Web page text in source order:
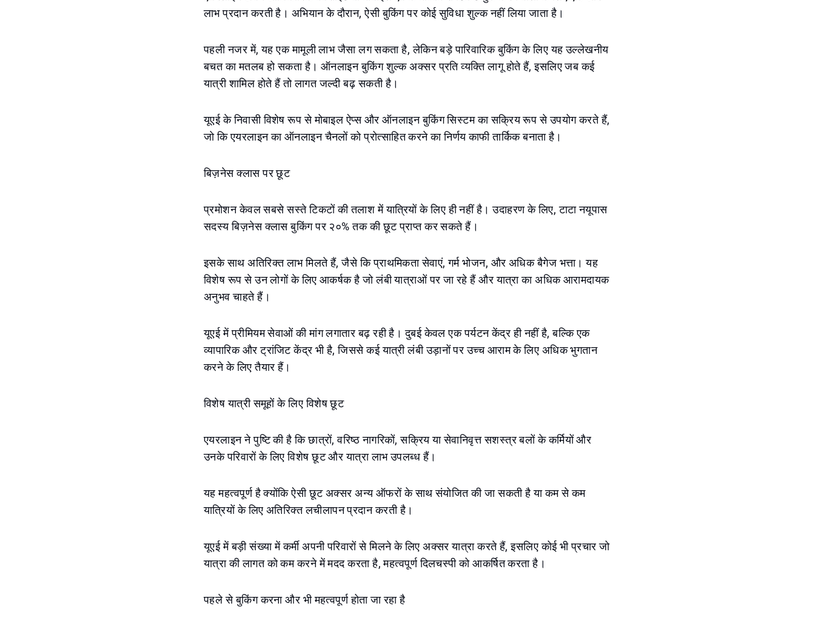
लाभ प्रदान करती है। अभियान के दौरान, ऐसी बुकिंग पर कोई सुविधा शुल्क नहीं लिया जाता है।
पहली नजर में, यह एक मामूली लाभ जैसा लग सकता है, लेकिन बड़े पारिवारिक बुकिंग के लिए यह उल्लेखनीय
बचत का मतलब हो सकता है। ऑनलाइन बुकिंग शुल्क अक्सर प्रति व्यक्ति लागू होते हैं, इसलिए जब कई
यात्री शामिल होते हैं तो लागत जल्दी बढ़ सकती है।
यूएई के निवासी विशेष रूप से मोबाइल ऐप्स और ऑनलाइन बुकिंग सिस्टम का सक्रिय रूप से उपयोग करते हैं,
जो कि एयरलाइन का ऑनलाइन चैनलों को प्रोत्साहित करने का निर्णय काफी तार्किक बनाता है।
बिज़नेस क्लास पर छूट
प्रमोशन केवल सबसे सस्ते टिकटों की तलाश में यात्रियों के लिए ही नहीं है। उदाहरण के लिए, टाटा नयूपास
सदस्य बिज़नेस क्लास बुकिंग पर २०% तक की छूट प्राप्त कर सकते हैं।
इसके साथ अतिरिक्त लाभ मिलते हैं, जैसे कि प्राथमिकता सेवाएं, गर्म भोजन, और अधिक बैगेज भत्ता। यह
विशेष रूप से उन लोगों के लिए आकर्षक है जो लंबी यात्राओं पर जा रहे हैं और यात्रा का अधिक आरामदायक
अनुभव चाहते हैं।
यूएई में प्रीमियम सेवाओं की मांग लगातार बढ़ रही है। दुबई केवल एक पर्यटन केंद्र ही नहीं है, बल्कि एक
व्यापारिक और ट्रांजिट केंद्र भी है, जिससे कई यात्री लंबी उड़ानों पर उच्च आराम के लिए अधिक भुगतान
करने के लिए तैयार हैं।
विशेष यात्री समूहों के लिए विशेष छूट
एयरलाइन ने पुष्टि की है कि छात्रों, वरिष्ठ नागरिकों, सक्रिय या सेवानिवृत्त सशस्त्र बलों के कर्मियों और
उनके परिवारों के लिए विशेष छूट और यात्रा लाभ उपलब्ध हैं।
यह महत्वपूर्ण है क्योंकि ऐसी छूट अक्सर अन्य ऑफरों के साथ संयोजित की जा सकती है या कम से कम
यात्रियों के लिए अतिरिक्त लचीलापन प्रदान करती है।
यूएई में बड़ी संख्या में कर्मी अपनी परिवारों से मिलने के लिए अक्सर यात्रा करते हैं, इसलिए कोई भी प्रचार जो
यात्रा की लागत को कम करने में मदद करता है, महत्वपूर्ण दिलचस्पी को आकर्षित करता है।
पहले से बुकिंग करना और भी महत्वपूर्ण होता जा रहा है